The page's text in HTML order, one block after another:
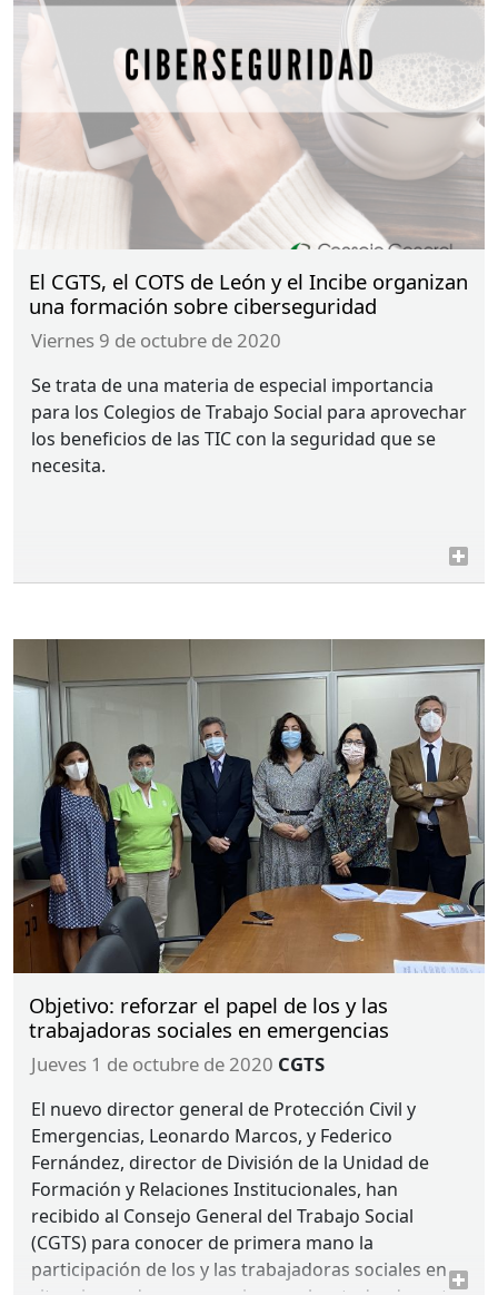
El CGTS, el COTS de León y el Incibe organizan
una formación sobre ciberseguridad
viernes 9 de octubre de 2020
Se trata de una materia de especial importancia
para los Colegios de Trabajo Social para aprovechar
los beneficios de las TIC con la seguridad que se
necesita.
Objetivo: reforzar el papel de los y las
trabajadoras sociales en emergencias
jueves 1 de octubre de 2020 CGTS
El nuevo director general de Protección Civil y
Emergencias, Leonardo Marcos, y Federico
Fernández, director de División de la Unidad de
Formación y Relaciones Institucionales, han
recibido al Consejo General del Trabajo Social
(CGTS) para conocer de primera mano la
participación de los y las trabajadoras sociales en